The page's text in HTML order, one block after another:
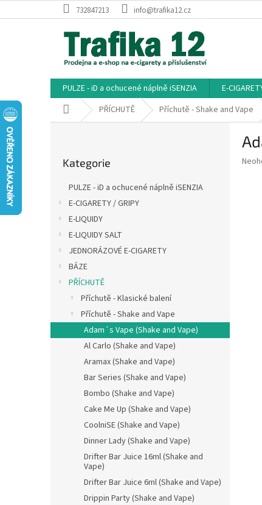
na
732847213 info@trafika12.cz
PULZE - iD a ochucené náplně iSENZIA E-
Domů PŘÍCHUTĚ Příchutě - Shake and Vape
kategorie
Kategorie
PULZE - iD a ochucené náplně iSENZIA
E-CIGARETY / GRIPY
E-LIQUIDY
E-LIQUIDY SALT
JEDNORÁZOVÉ E-CIGARETY
BÁZE
PŘÍCHUTĚ
Příchutě - Klasické balení
Příchutě - Shake and Vape
Adam´s Vape (Shake and Vape)
Al Carlo (Shake and Vape)
Aramax (Shake and Vape)
Bar Series (Shake and Vape)
Bombo (Shake and Vape)
Cake Me Up (Shake and Vape)
CoolniSE (Shake and Vape)
Dinner Lady (Shake and Vape)
Drifter Bar Juice 16ml (Shake and
Vape)
Drifter Bar Juice 6ml (Shake and Vape)
Drippin Party (Shake and Vape)